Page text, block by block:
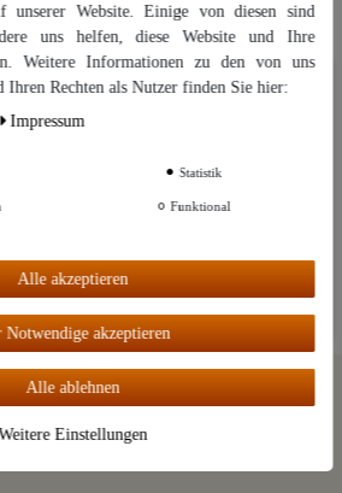
ADWA Pufferlösung PH 4.01 zum
Kalibrieren
UVP: 2,89 €
unserer Website. Einige von diesen sind
zu den von uns verwendeten
Alle akzeptieren
unserer Website. Einige von diesen sind
uns helfen, diese Website und Ihre
Weitere Informationen zu den von uns
Ihren Rechten als Nutzer finden Sie hier:
Impressum
Statistik
Funktional
Alle akzeptieren
Notwendige akzeptieren
Alle ablehnen
Einstellungen